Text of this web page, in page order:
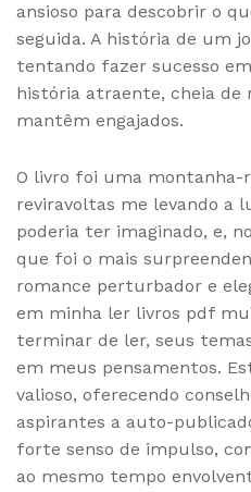
ansioso para descobrir o
seguida. A história de um
tentando fazer sucesso
história atraente, cheia de
mantêm engajados.
O livro foi uma montanha-
reviravoltas me levando a
poderia ter imaginado, e,
que foi o mais
romance perturbador e
em minha ler livros pdf
terminar de ler, seus
em meus pensamentos.
valioso, oferecendo
aspirantes a auto-
forte senso de impulso,
ao mesmo tempo